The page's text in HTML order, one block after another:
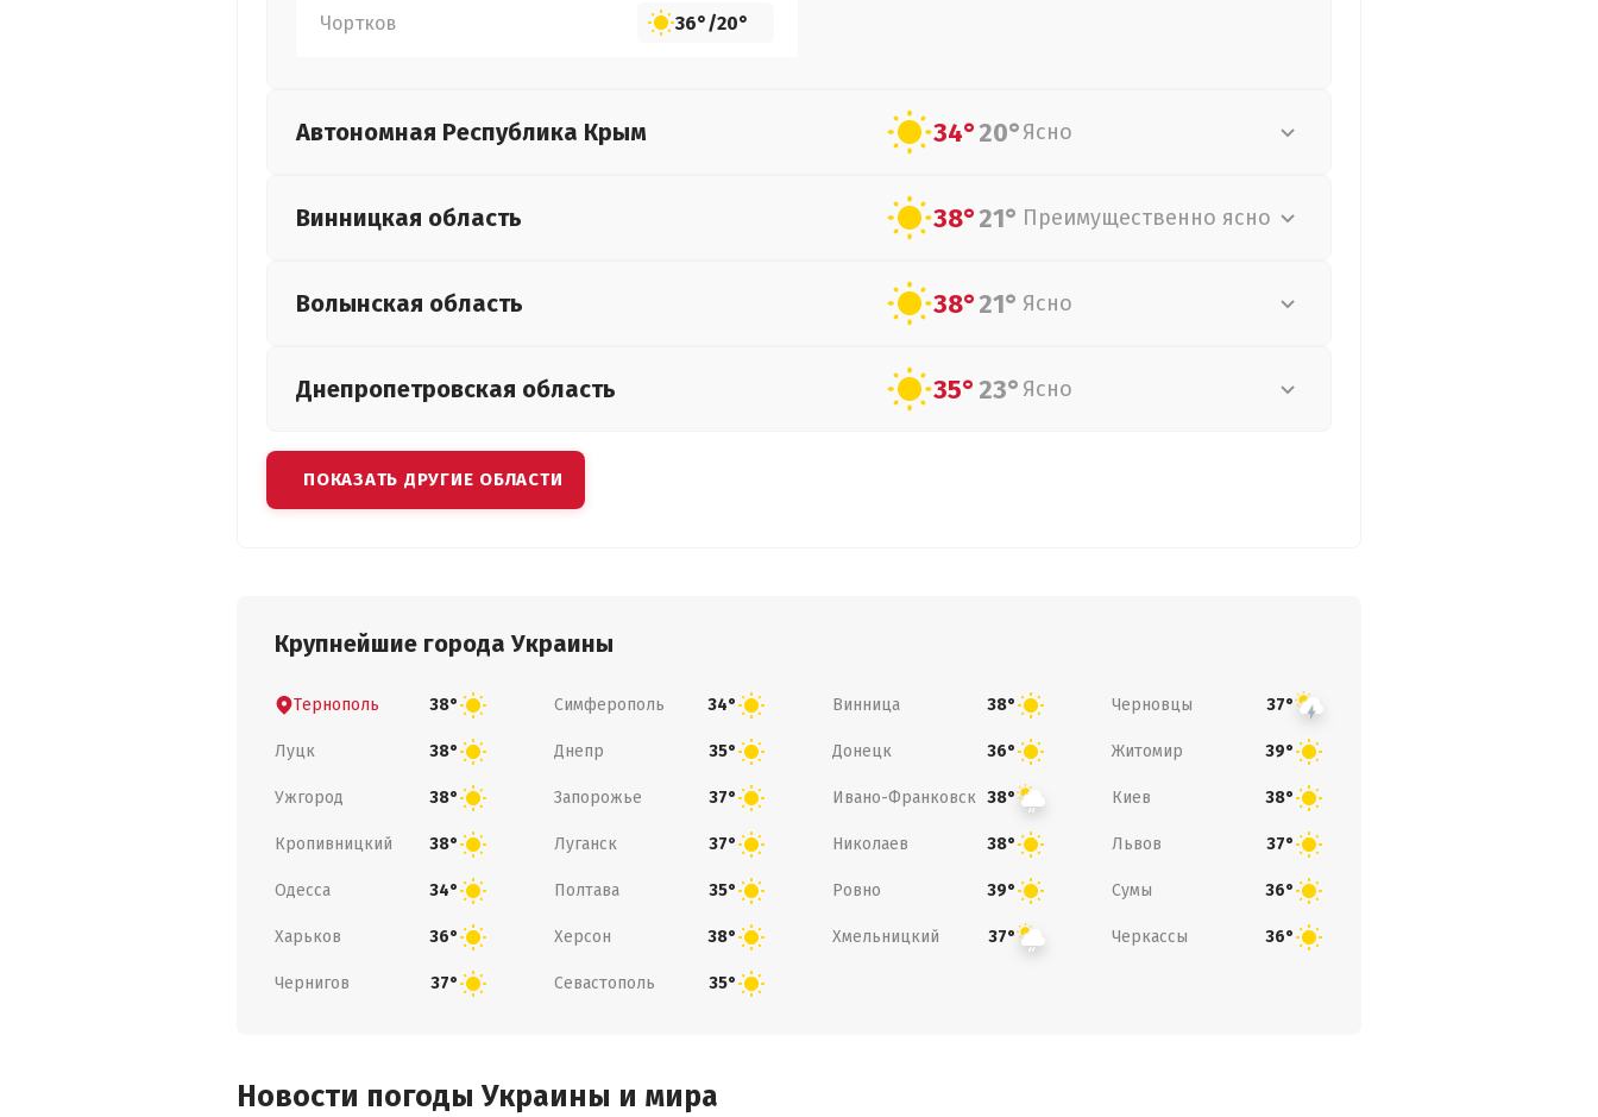
Чортков 36°/20°
Автономная Республика Крым 34°20°Ясно
Винницкая область 38°21° Преимущественно ясно
Волынская область 38°21° Ясно
Днепропетровская область 35°23° Ясно
ПОКАЗАТЬ ДРУГИЕ ОБЛАСТИ
Крупнейшие города Украины
Тернополь 38° Симферополь 34° Винница 38° Черновцы 37°
Луцк 38° Днепр 35° Донецк 36° Житомир 39°
Ужгород 38° Запорожье 37° Ивано-Франковск 38° Киев 38°
Кропивницкий 38° Луганск 37° Николаев 38° Львов 37°
Одесса 34° Полтава 35° Ровно 39° Сумы 36°
Харьков 36° Херсон 38° Хмельницкий 37° Черкассы 36°
Чернигов 37° Севастополь 35°
Новости погоды Украины и мира